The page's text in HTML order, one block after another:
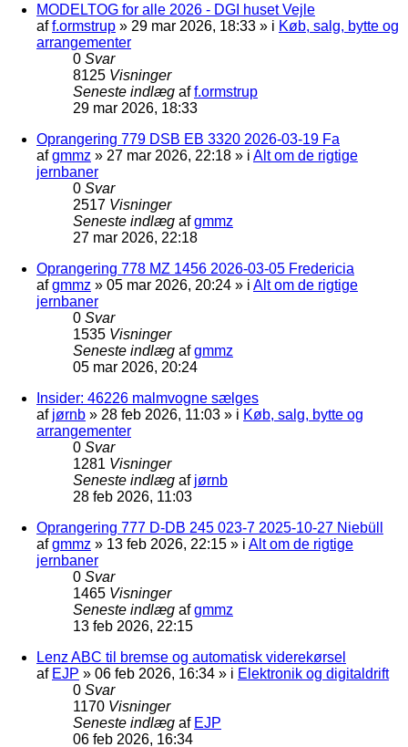
MODELTOG for alle 2026 - DGI huset Vejle
aff.ormstrup » 29 mar 2026, 18:33 » i Køb, salg, bytte og
arrangementer
0 Svar
8125 Visninger
Seneste indlæg aff.ormstrup
29 mar 2026, 18:33
Oprangering 779 DSB EB 3320 2026-03-19 Fa
afgmmz » 27 mar 2026, 22:18 » i Alt om de rigtige
jernbaner
0 Svar
2517 Visninger
Seneste indlæg afgmmz
27 mar 2026, 22:18
Oprangering 778 MZ 1456 2026-03-05 Fredericia
afgmmz » 05 mar 2026, 20:24 » i Alt om de rigtige
jernbaner
0 Svar
1535 Visninger
Seneste indlæg afgmmz
05 mar 2026, 20:24
Insider: 46226 malmvogne sælges
af jørnb » 28 feb 2026, 11:03 » i Køb, salg, bytte og
arrangementer
0 Svar
1281 Visninger
Seneste indlæg af jørnb
28 feb 2026, 11:03
Oprangering 777 D-DB 245 023-7 2025-10-27 Niebüll
afgmmz » 13 feb 2026, 22:15 » i Alt om de rigtige
jernbaner
0 Svar
1465 Visninger
Seneste indlæg afgmmz
13 feb 2026, 22:15
Lenz ABC til bremse og automatisk viderekørsel
af EJP » 06 feb 2026, 16:34 » i Elektronik og digitaldrift
0 Svar
1170 Visninger
Seneste indlæg af EJP
06 feb 2026, 16:34